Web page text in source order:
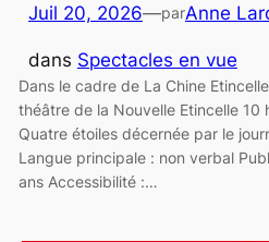
Juil 20, 2026—parAnne
dans Spectacles en vue
Dans le cadre de La Chine
théâtre de la Nouvelle Etincelle 10
Quatre étoiles décernée par le
Langue principale : non verbal
ans Accessibilité :…